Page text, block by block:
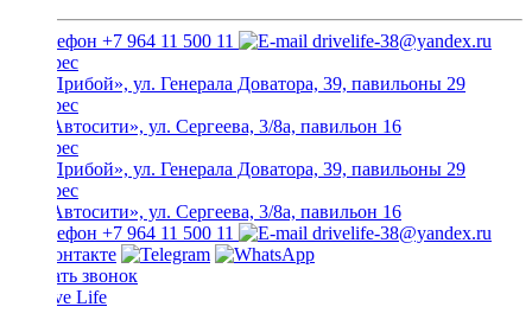
+7 964 11 500 11 drivelife-38@yandex.ru
ТЦ «Прибой», ул. Генерала Доватора, 39, павильоны 29
ТЦ «Автосити», ул. Сергеева, 3/8а, павильон 16
ТЦ «Прибой», ул. Генерала Доватора, 39, павильоны 29
ТЦ «Автосити», ул. Сергеева, 3/8а, павильон 16
+7 964 11 500 11
drivelife-38@yandex.ru
Заказать звонок